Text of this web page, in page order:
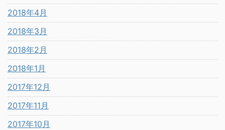
2018年4月
2018年3月
2018年2月
2018年1月
2017年12月
2017年11月
2017年10月